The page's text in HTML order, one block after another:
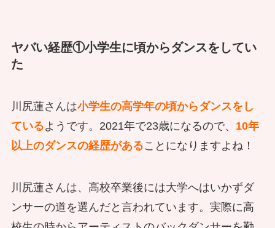
ヤバい経歴①小学生に頃からダンスをしてい
た
川尻蓮さんは小学生の高学年の頃からダンスをし
ているようです。2021年で23歳になるので、 10年
以上のダンスの経歴があることになりますよね！
川尻蓮さんは、高校卒業後には大学へはいかずダ
ンサーの道を選んだと言われています。実際に高